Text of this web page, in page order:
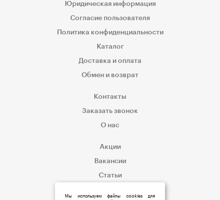
Юридическая информация
Согласие пользователя
Политика конфиденциальности
Каталог
Доставка и оплата
Обмен и возврат
Контакты
Заказать звонок
О нас
Акции
Вакансии
Статьи
Мы используем файлы cookies для